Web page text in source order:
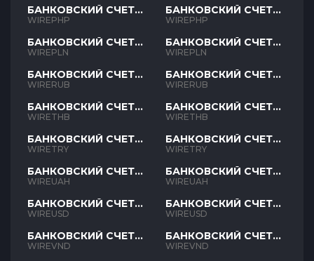
БАНКОВСКИЙ СЧЕТ
PHP
WIREPHP
БАНКОВСКИЙ СЧЕТ
PLN
WIREPLN
БАНКОВСКИЙ СЧЕТ
RUB
WIRERUB
БАНКОВСКИЙ СЧЕТ
THB
WIRETHB
БАНКОВСКИЙ СЧЕТ
TRY
WIRETRY
БАНКОВСКИЙ СЧЕТ
UAH
WIREUAH
БАНКОВСКИЙ СЧЕТ
USD
WIREUSD
БАНКОВСКИЙ СЧЕТ
VND
WIREVND
БАНКОВСКИЙ СЧЕТ
PHP
WIREPHP
БАНКОВСКИЙ СЧЕТ
PLN
WIREPLN
БАНКОВСКИЙ СЧЕТ
RUB
WIRERUB
БАНКОВСКИЙ СЧЕТ
THB
WIRETHB
БАНКОВСКИЙ СЧЕТ
TRY
WIRETRY
БАНКОВСКИЙ СЧЕТ
UAH
WIREUAH
БАНКОВСКИЙ СЧЕТ
USD
WIREUSD
БАНКОВСКИЙ СЧЕТ
VND
WIREVND